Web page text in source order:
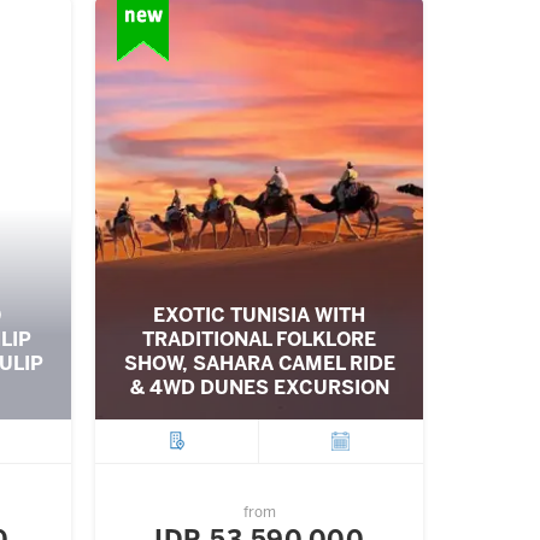
EXOTIC TUNISIA WITH
TRADITIONAL FOLKLORE
SHOW, SAHARA CAMEL RIDE
& 4WD DUNES EXCURSION
from